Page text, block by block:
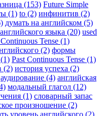
(153) Future Simple
(1) to (2) инфинитив (2)
думать на английском (5)
языка (20) used
Tense (1)
(2) формы
Past Continuous Tense (1)
(2) история успеха (2)
аудирование (4) английская
модальный глагол (12)
(1) словарный запас
произношение (2)